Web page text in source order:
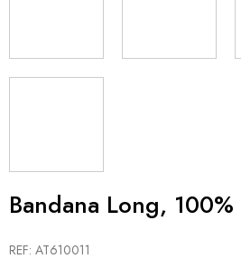
Bandana Long,
REF: AT610011